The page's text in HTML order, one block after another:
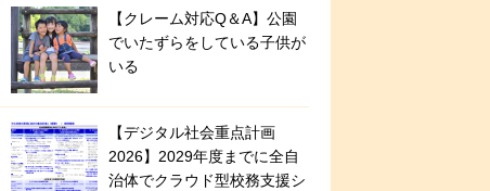
【クレーム対応Q＆A】公園
でいたずらをしている子供が
いる
【デジタル社会重点計画
2026】2029年度までに全自
治体でクラウド型校務支援シ